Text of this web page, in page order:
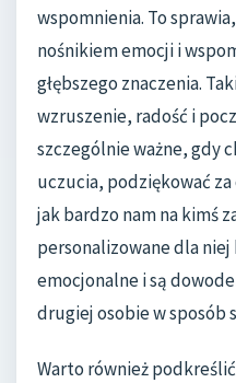
wspomnienia. To
nośnikiem emocji i
głębszego znaczenia.
wzruszenie, radość i
szczególnie ważne, gdy
uczucia, podziękować
jak bardzo nam na kimś
personalizowane dla
emocjonalne i są
drugiej osobie w sposób
Warto również